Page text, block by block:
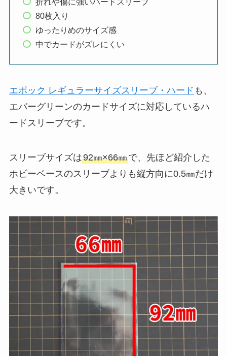
80枚入り
ゆったりめのサイズ感
中でカードがズレにくい
エポック レギュラーサイズスリーブ・ハード も、
エバーグリーンのカードサイズに対応しているハ
ードスリーブです。
スリーブサイズは92㎜×66㎜で、先ほど紹介した
ホビーベースのスリーブよりも縦方向に0.5㎜だけ
大きいです。